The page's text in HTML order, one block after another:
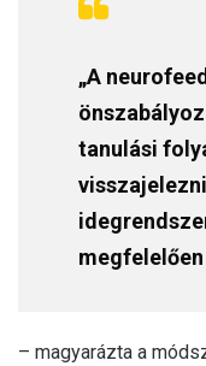
„A
tanulási
– magyarázta a